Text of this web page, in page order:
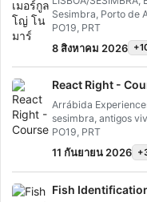
เมตร/60 ฟุตสิ่งที่คุณต้อ
นโยบายการยกเลิกคุณ
ที่หลักสูตรจะเริ่มภาษา
ข้อมูลเพิ่มเติมประเภท
เวลา: 3 วัน + ทฤษฎีออ
หลักสูตรสั้น ๆ นี้ คุณจะ
ของคุณ และคุณจะต้อง
แน่นอน การผจญภัยใน
คุณอยู่ และหลักสูตรนี้คื
Sesimbra, Porto de
PO19, PRT
8 สิงหาคม 2026
React Right -
Arrábida
sesimbra, antigos
PO19, PRT
11 กันยายน 2026
Fish